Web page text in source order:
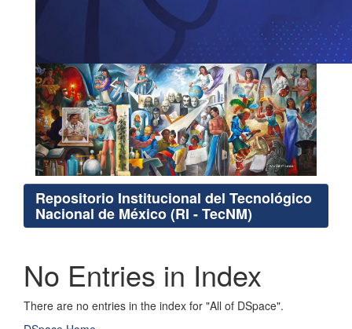
Repositorio Institucional del Tecnológico
Nacional de México (RI - TecNM)
No Entries in Index
There are no entries in the index for "All of DSpace".